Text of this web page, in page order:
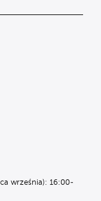
września): 16:00-